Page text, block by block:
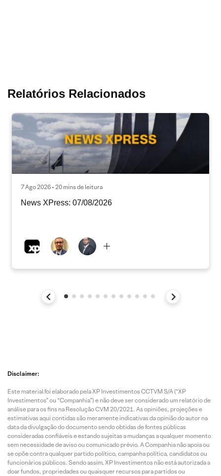
Relatórios Relacionados
7 Ago 2026 • 20 mins de leitura
News XPress: 07/08/2026
Disclaimer:
Este material foi elaborado pela XP Investimentos CCTVM S/A (“XP
Investimentos” ou “Companhia”) e não deve ser considerado um relatório de
análise para os fins na Resolução CVM 20/2021. As opiniões, projeções e
estimativas aqui contidas são meramente indicativas da opinião do autor na
data da divulgação do documento sendo obtidas de fontes públicas
consideradas confiáveis e estando sujeitas a mudanças a qualquer momento
sem necessidade de aviso ou comunicado prévio. A Companhia não apoia ou
se opõe contra qualquer partido político, campanha política, candidatos ou
funcionários públicos. Sendo assim, XP Investimentos não está autorizada a
doar fundos, propriedades ou quaisquer recursos para partidos ou